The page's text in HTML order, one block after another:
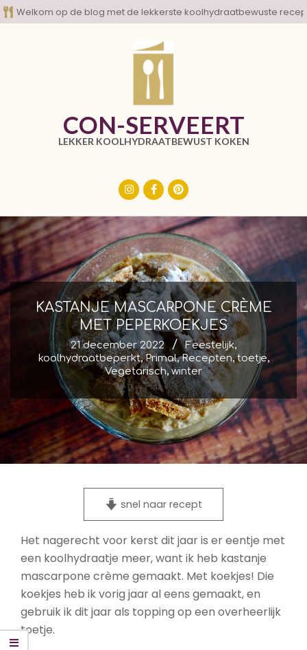
Skip
to
Welkom op de blog met de lekkerste koolhydraatbewuste
CON-SERVEERT
LEKKER KOOLHYDRAATBEWUST KOKEN
KASTANJE MASCARPONE CRÈME
MET PEPERKOEKJES
21 december 2022 Feestelijk,
koolhydraatbeperkt,Primal,Recepten,toetje,
Vegetarisch,winter
snel naar recept
Het nagerecht voor kerst dit jaar is er eentje met
een koolhydraatje meer, want ik heb kastanje
mascarpone crème gemaakt. Met koekjes! Die
koekjes heb ik vorig jaar al eens gemaakt, en
gebruik ik dit jaar als topping op een overheerlijk
toetje.